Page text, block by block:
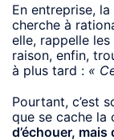
En entreprise,
cherche à
elle, rappelle les
raison, enfin,
à plus tard : «
Pourtant, c’est
que se cache la
d’échouer,